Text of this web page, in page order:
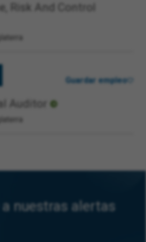
Risk And Control
Auditor
Guardar empleo
a nuestras alertas